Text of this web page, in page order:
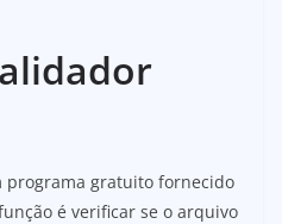
programa gratuito fornecido
é verificar se o arquivo